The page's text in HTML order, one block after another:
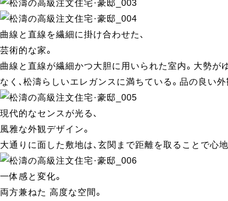
曲線と直線を繊細に掛け合わせた、
芸術的な家。
曲線と直線が繊細かつ大胆に用いられた室内。大勢
なく、松濤らしいエレガンスに満ちている。品の良い
現代的なセンスが光る、
風雅な外観デザイン。
大通りに面した敷地は、玄関まで距離を取ることで心
一体感と変化。
両方兼ねた 高度な空間。